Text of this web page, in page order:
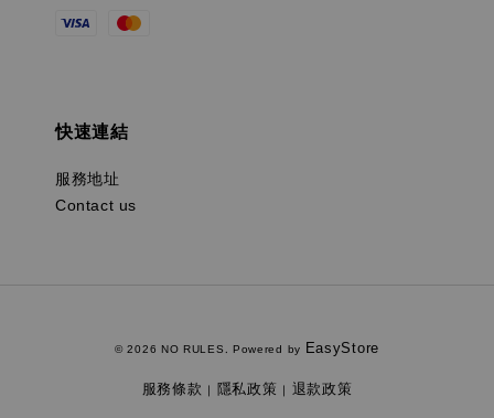
快速連結
服務地址
Contact us
© 2026 NO RULES. Powered by EasyStore
服務條款 | 隱私政策 | 退款政策